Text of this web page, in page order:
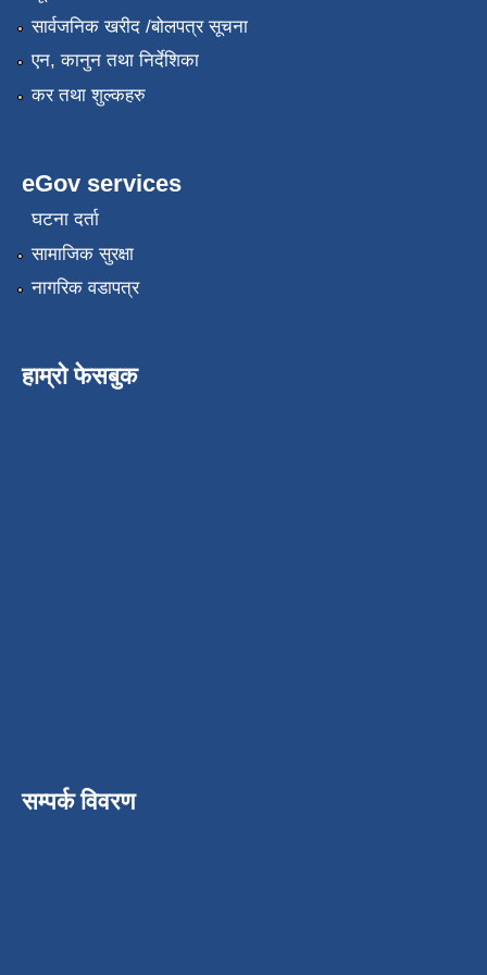
सार्वजनिक खरीद /बोलपत्र सूचना
एन, कानुन तथा निर्देशिका
कर तथा शुल्कहरु
eGov services
घटना दर्ता
सामाजिक सुरक्षा
नागरिक वडापत्र
हाम्रो फेसबुक
सम्पर्क विवरण